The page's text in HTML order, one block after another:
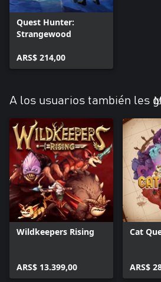
Quest Hunter:
Strangewood
ARS$ 214,00
A los usuarios también les
Wildkeepers Rising
ARS$ 13.399,00
Cat
ARS$